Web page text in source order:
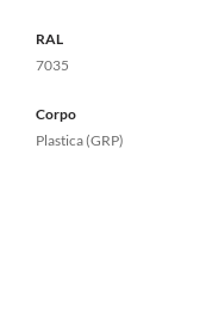
RAL
7035
Corpo
Plastica (GRP)